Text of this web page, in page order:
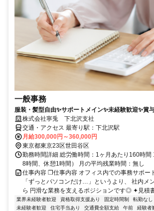
一般事務
服装・髪型自由✨サポートメイン✨未経験歓迎✨賞
株式会社寧兎 下北沢支社
交通・アクセス 最寄り駅：下北沢駅
月給300,000円～360,000円
東京都東京23区世田谷区
勤務時間詳細 総労働時間：1ヶ月あたり160時間
8時間、休憩1時間） 月の平均残業時間：無し
仕事内容 ❐仕事内容 オフィス内での事務サポー
「ずっとパソコンだけ…」というより、 社内メ
ら 円滑な業務を支えるポジションです◎ ✦見積
業界未経験者歓迎 資格取得支援あり 固定時間制 転勤なし
未経験者歓迎
住宅手当あり 交通費全額支給 午前 経験者